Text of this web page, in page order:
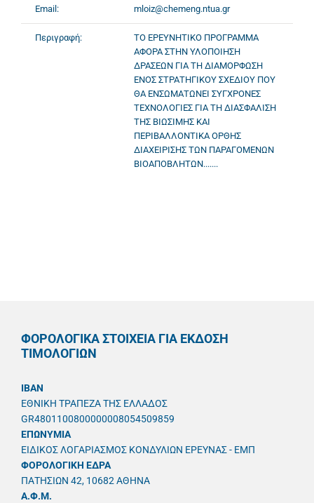
Email: mloiz@chemeng.ntua.gr
Περιγραφή:
ΤΟ ΕΡΕΥΝΗΤΙΚΟ ΠΡΟΓΡΑΜΜΑ
ΑΦΟΡΑ ΣΤΗΝ ΥΛΟΠΟΙΗΣΗ
ΔΡΑΣΕΩΝ ΓΙΑ ΤΗ ΔΙΑΜΟΡΦΩΣΗ
ΕΝΟΣ ΣΤΡΑΤΗΓΙΚΟΥ ΣΧΕΔΙΟΥ ΠΟΥ
ΘΑ ΕΝΣΩΜΑΤΩΝΕΙ ΣΥΓΧΡΟΝΕΣ
ΤΕΧΝΟΛΟΓΙΕΣ ΓΙΑ ΤΗ ΔΙΑΣΦΑΛΙΣΗ
ΤΗΣ ΒΙΩΣΙΜΗΣ ΚΑΙ
ΠΕΡΙΒΑΛΛΟΝΤΙΚΑ ΟΡΘΗΣ
ΔΙΑΧΕΙΡΙΣΗΣ ΤΩΝ ΠΑΡΑΓΟΜΕΝΩΝ
ΒΙΟΑΠΟΒΛΗΤΩΝ.......
ΦΟΡΟΛΟΓΙΚΑ ΣΤΟΙΧΕΙΑ ΓΙΑ ΕΚΔΟΣΗ
ΤΙΜΟΛΟΓΙΩΝ
IBAN
ΕΘΝΙΚΗ ΤΡΑΠΕΖΑ ΤΗΣ ΕΛΛΑΔΟΣ
GR4801100800000008054509859
ΕΠΩΝΥΜΙΑ
ΕΙΔΙΚΟΣ ΛΟΓΑΡΙΑΣΜΟΣ ΚΟΝΔΥΛΙΩΝ ΕΡΕΥΝΑΣ - ΕΜΠ
ΦΟΡΟΛΟΓΙΚΗ ΕΔΡΑ
ΠΑΤΗΣΙΩΝ 42, 10682 ΑΘΗΝΑ
A.Φ.Μ.